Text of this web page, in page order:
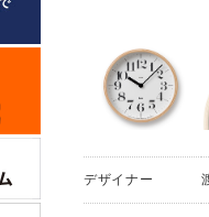
デザイナー